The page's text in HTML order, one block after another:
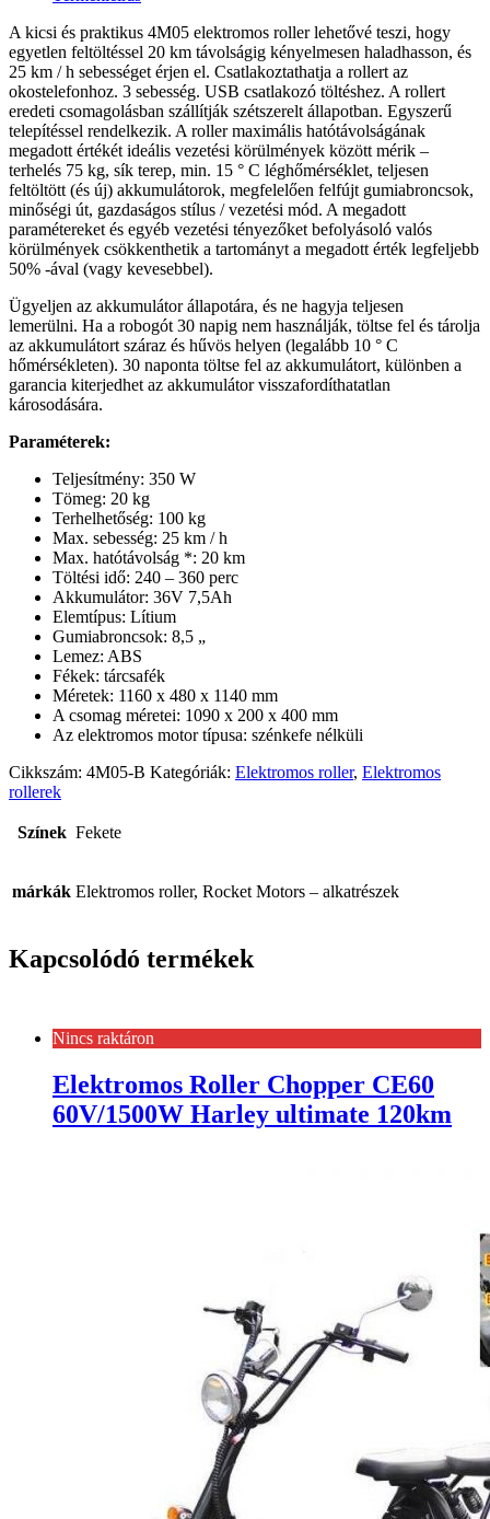
A kicsi és praktikus 4M05 elektromos roller lehetővé teszi, hogy
egyetlen feltöltéssel 20 km távolságig kényelmesen haladhasson, és
25 km / h sebességet érjen el. Csatlakoztathatja a rollert az
okostelefonhoz. 3 sebesség. USB csatlakozó töltéshez. A rollert
eredeti csomagolásban szállítják szétszerelt állapotban. Egyszerű
telepítéssel rendelkezik. A roller maximális hatótávolságának
megadott értékét ideális vezetési körülmények között mérik –
terhelés 75 kg, sík terep, min. 15 ° C léghőmérséklet, teljesen
feltöltött (és új) akkumulátorok, megfelelően felfújt gumiabroncsok,
minőségi út, gazdaságos stílus / vezetési mód. A megadott
paramétereket és egyéb vezetési tényezőket befolyásoló valós
körülmények csökkenthetik a tartományt a megadott érték legfeljebb
50% -ával (vagy kevesebbel).
Ügyeljen az akkumulátor állapotára, és ne hagyja teljesen
lemerülni. Ha a robogót 30 napig nem használják, töltse fel és tárolja
az akkumulátort száraz és hűvös helyen (legalább 10 ° C
hőmérsékleten). 30 naponta töltse fel az akkumulátort, különben a
garancia kiterjedhet az akkumulátor visszafordíthatatlan
károsodására.
Paraméterek:
Teljesítmény: 350 W
Tömeg: 20 kg
Terhelhetőség: 100 kg
Max. sebesség: 25 km / h
Max. hatótávolság *: 20 km
Töltési idő: 240 – 360 perc
Akkumulátor: 36V 7,5Ah
Elemtípus: Lítium
Gumiabroncsok: 8,5 „
Lemez: ABS
Fékek: tárcsafék
Méretek: 1160 x 480 x 1140 mm
A csomag méretei: 1090 x 200 x 400 mm
Az elektromos motor típusa: szénkefe nélküli
Cikkszám: 4M05-B Kategóriák: Elektromos roller, Elektromos
rollerek
Színek Fekete
márkák Elektromos roller, Rocket Motors – alkatrészek
Kapcsolódó termékek
Nincs raktáron
Elektromos Roller Chopper CE60
60V/1500W Harley ultimate 120km